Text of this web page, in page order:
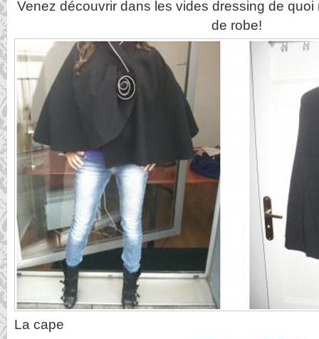
Venez découvrir dans les vides dressing de
de robe!
La cape